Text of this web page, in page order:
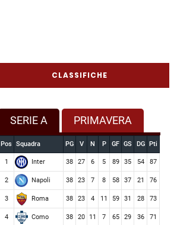
CLASSIFICHE
SERIE A PRIMAVERA
Pos Squadra PG V N P GF GS DG Pti
1 Inter 38 27 6 5 89 35 54 87
2 Napoli 38 23 7 8 58 37 21 76
3 Roma 38 23 4 11 59 31 28 73
4 Como 38 20 11 7 65 29 36 71